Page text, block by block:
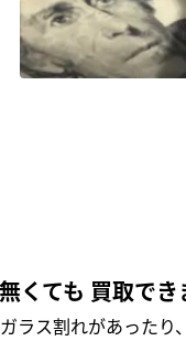
くても 買取でき
ラス割れがあったり